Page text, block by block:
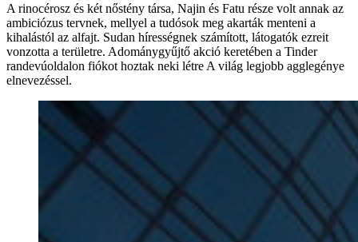
A rinocérosz és két nőstény társa, Najin és Fatu része volt annak az
ambiciózus tervnek, mellyel a tudósok meg akarták menteni a
kihalástól az alfajt. Sudan hírességnek számított, látogatók ezreit
vonzotta a területre. Adománygyűjtő akció keretében a Tinder
randevúoldalon fiókot hoztak neki létre A világ legjobb agglegénye
elnevezéssel.